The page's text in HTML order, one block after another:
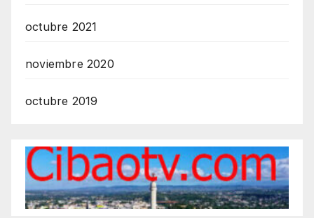
octubre 2021
noviembre 2020
octubre 2019